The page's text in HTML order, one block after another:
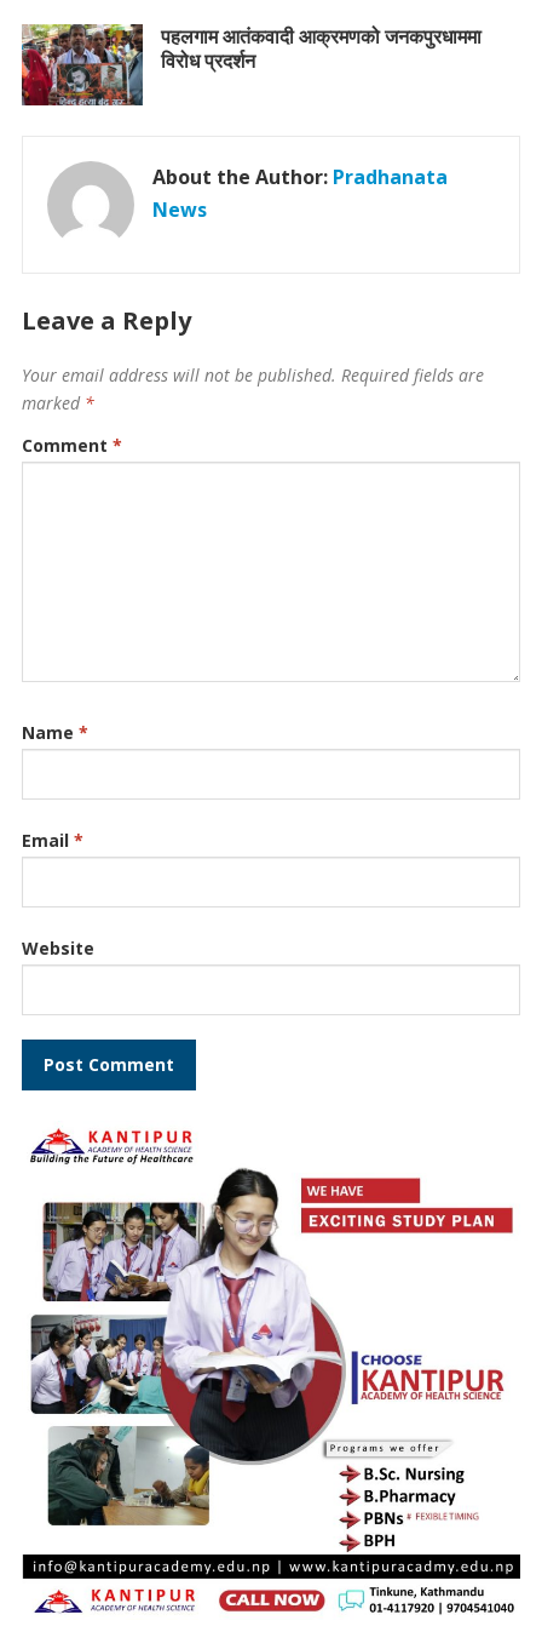
पहलगाम आतंकवादी आक्रमणको जनकपुरधाममा
विरोध प्रदर्शन
About the Author: Pradhanata
News
Leave a Reply
Your email address will not be published. Required fields are
marked *
Comment *
Name *
Email *
Website